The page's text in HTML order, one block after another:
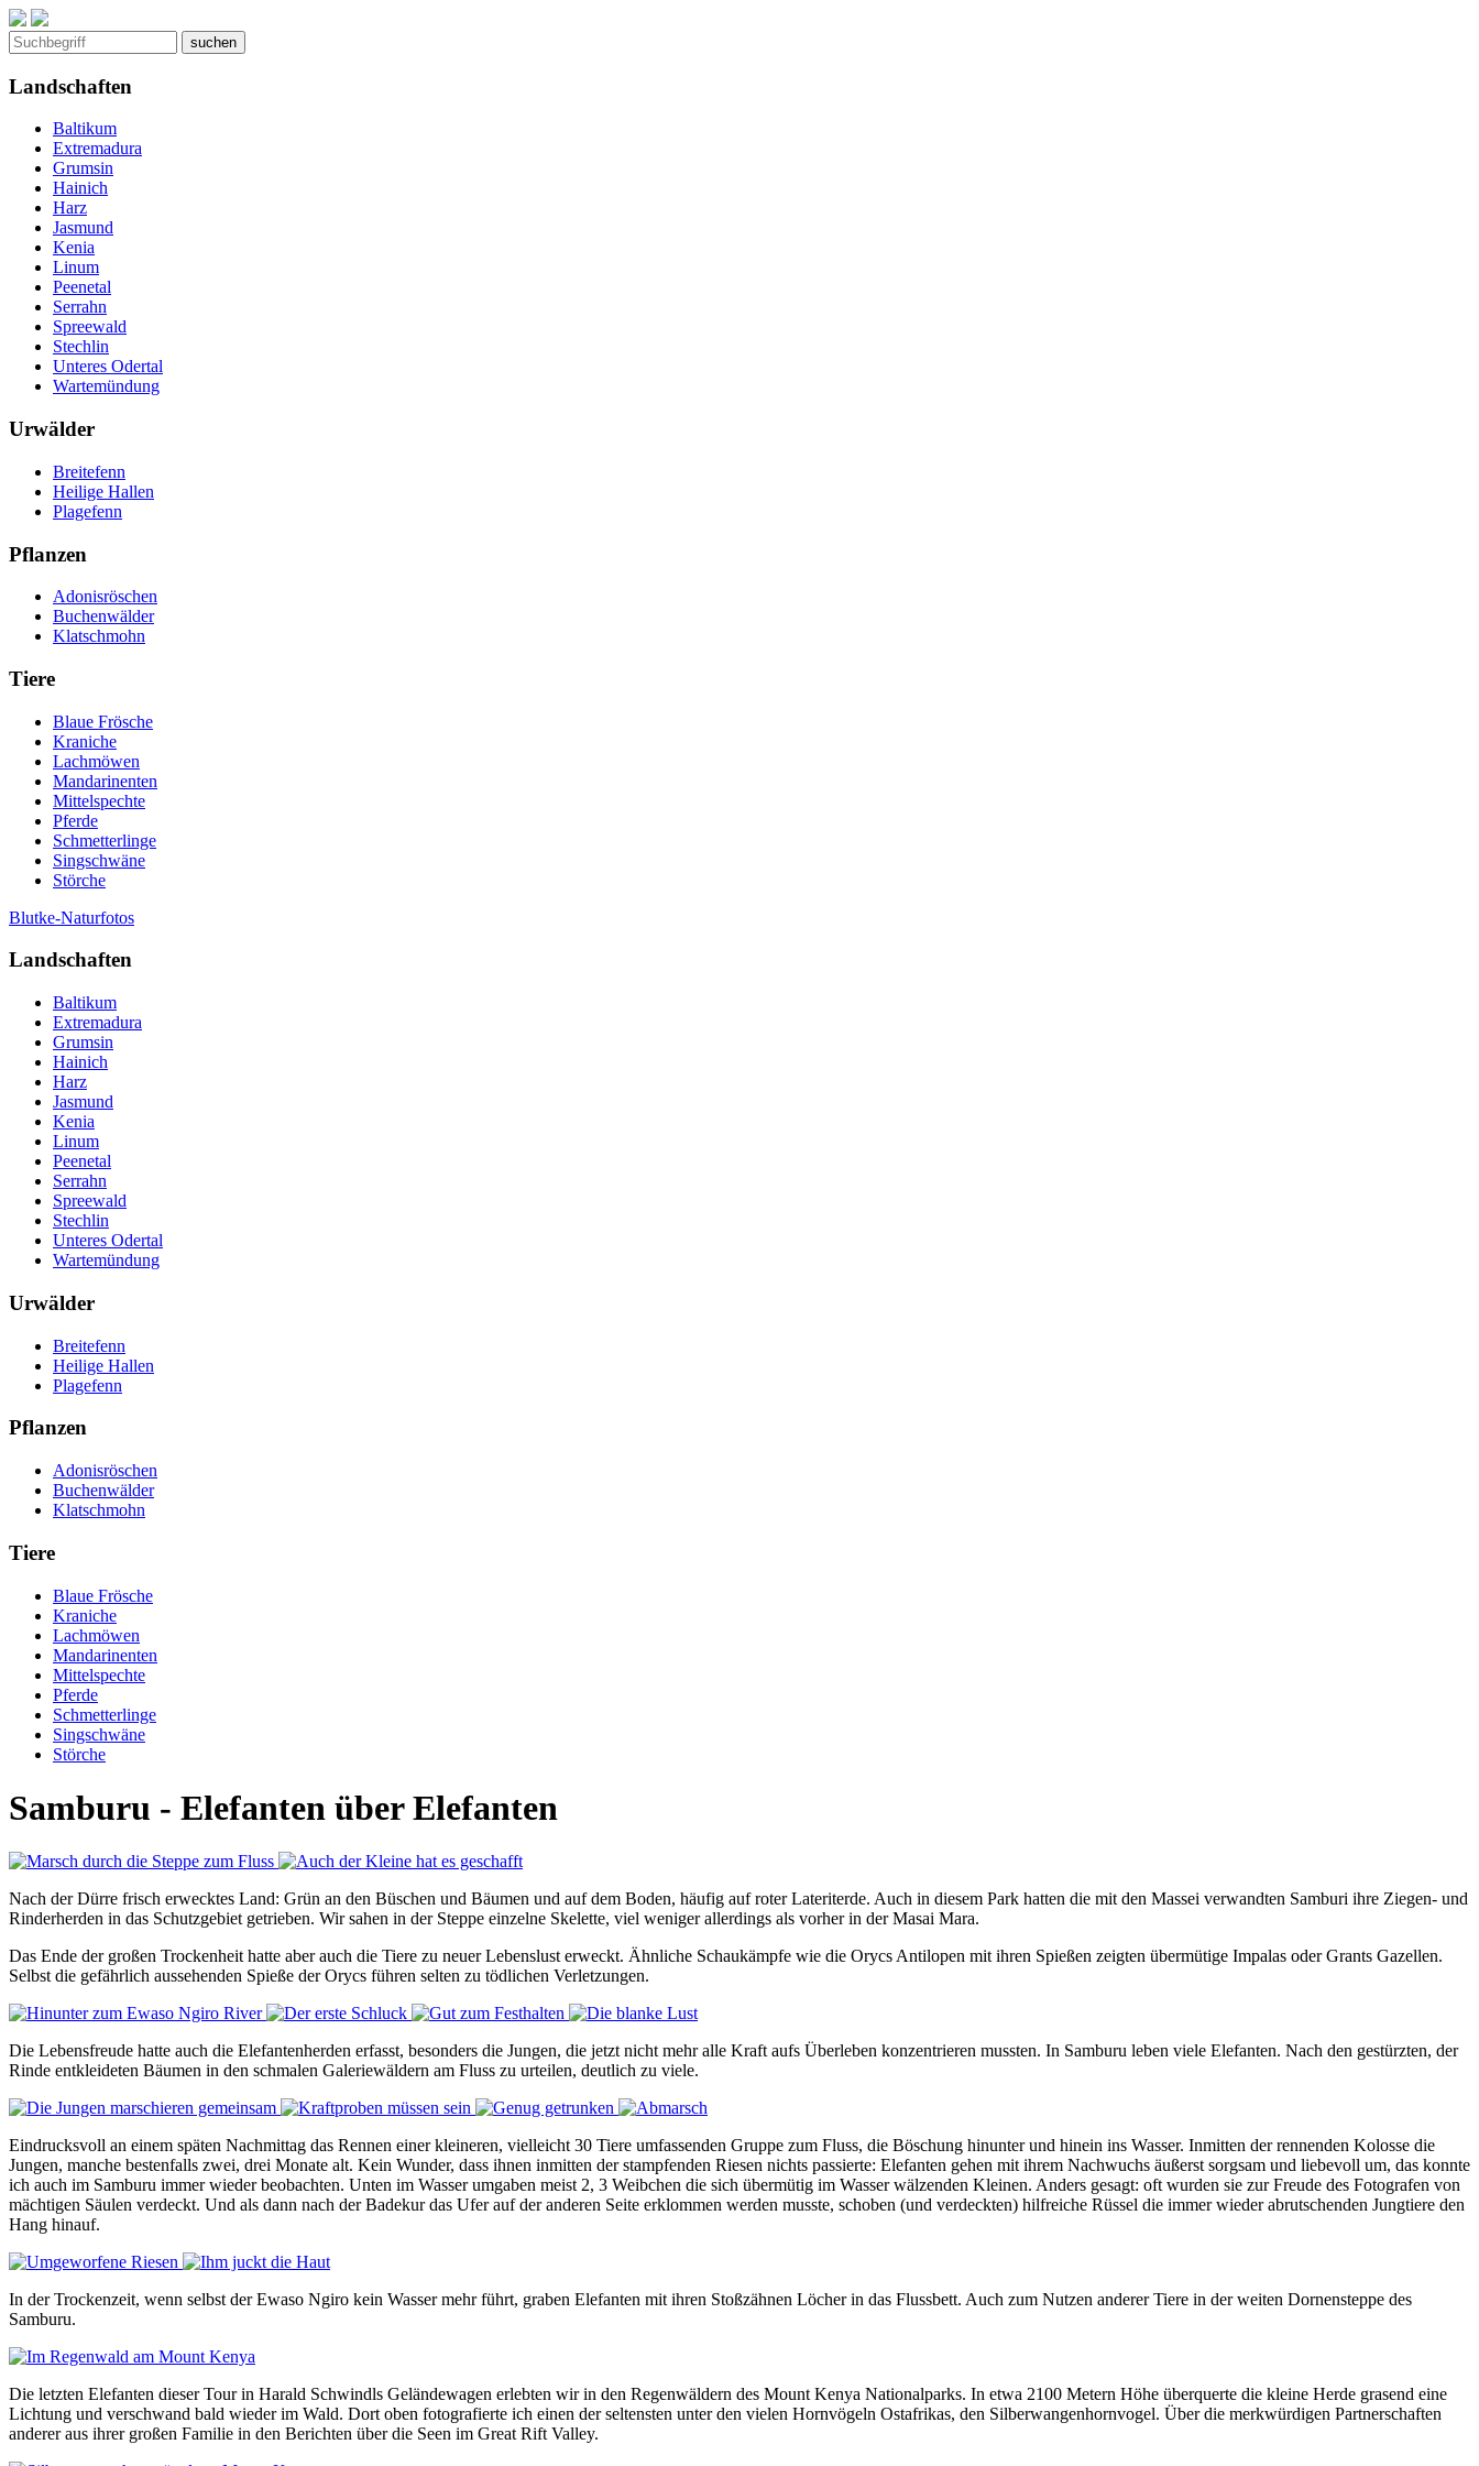
Landschaften
Baltikum
Extremadura
Grumsin
Hainich
Harz
Jasmund
Kenia
Linum
Peenetal
Serrahn
Spreewald
Stechlin
Unteres Odertal
Wartemündung
Urwälder
Breitefenn
Heilige Hallen
Plagefenn
Pflanzen
Adonisröschen
Buchenwälder
Klatschmohn
Tiere
Blaue Frösche
Kraniche
Lachmöwen
Mandarinenten
Mittelspechte
Pferde
Schmetterlinge
Singschwäne
Störche
Blutke-Naturfotos
Landschaften
Baltikum
Extremadura
Grumsin
Hainich
Harz
Jasmund
Kenia
Linum
Peenetal
Serrahn
Spreewald
Stechlin
Unteres Odertal
Wartemündung
Urwälder
Breitefenn
Heilige Hallen
Plagefenn
Pflanzen
Adonisröschen
Buchenwälder
Klatschmohn
Tiere
Blaue Frösche
Kraniche
Lachmöwen
Mandarinenten
Mittelspechte
Pferde
Schmetterlinge
Singschwäne
Störche
Samburu - Elefanten über Elefanten
Nach der Dürre frisch erwecktes Land: Grün an den Büschen und Bäumen und auf dem Boden, häufig auf roter Lateriterde. Auch in diesem Park hatten die mit den Massei verwandten Samburi ihre Ziegen- und
Rinderherden in das Schutzgebiet getrieben. Wir sahen in der Steppe einzelne Skelette, viel weniger allerdings als vorher in der Masai Mara.
Das Ende der großen Trockenheit hatte aber auch die Tiere zu neuer Lebenslust erweckt. Ähnliche Schaukämpfe wie die Orycs Antilopen mit ihren Spießen zeigten übermütige Impalas oder Grants Gazellen.
Selbst die gefährlich aussehenden Spieße der Orycs führen selten zu tödlichen Verletzungen.
Die Lebensfreude hatte auch die Elefantenherden erfasst, besonders die Jungen, die jetzt nicht mehr alle Kraft aufs Überleben konzentrieren mussten. In Samburu leben viele Elefanten. Nach den gestürzten, der
Rinde entkleideten Bäumen in den schmalen Galeriewäldern am Fluss zu urteilen, deutlich zu viele.
Eindrucksvoll an einem späten Nachmittag das Rennen einer kleineren, vielleicht 30 Tiere umfassenden Gruppe zum Fluss, die Böschung hinunter und hinein ins Wasser. Inmitten der rennenden Kolosse die
Jungen, manche bestenfalls zwei, drei Monate alt. Kein Wunder, dass ihnen inmitten der stampfenden Riesen nichts passierte: Elefanten gehen mit ihrem Nachwuchs äußerst sorgsam und liebevoll um, das konnte
ich auch im Samburu immer wieder beobachten. Unten im Wasser umgaben meist 2, 3 Weibchen die sich übermütig im Wasser wälzenden Kleinen. Anders gesagt: oft wurden sie zur Freude des Fotografen von
mächtigen Säulen verdeckt. Und als dann nach der Badekur das Ufer auf der anderen Seite erklommen werden musste, schoben (und verdeckten) hilfreiche Rüssel die immer wieder abrutschenden Jungtiere den
Hang hinauf.
In der Trockenzeit, wenn selbst der Ewaso Ngiro kein Wasser mehr führt, graben Elefanten mit ihren Stoßzähnen Löcher in das Flussbett. Auch zum Nutzen anderer Tiere in der weiten Dornensteppe des
Samburu.
Die letzten Elefanten dieser Tour in Harald Schwindls Geländewagen erlebten wir in den Regenwäldern des Mount Kenya Nationalparks. In etwa 2100 Metern Höhe überquerte die kleine Herde grasend eine
Lichtung und verschwand bald wieder im Wald. Dort oben fotografierte ich einen der seltensten unter den vielen Hornvögeln Ostafrikas, den Silberwangenhornvogel. Über die merkwürdigen Partnerschaften
anderer aus ihrer großen Familie in den Berichten über die Seen im Great Rift Valley.